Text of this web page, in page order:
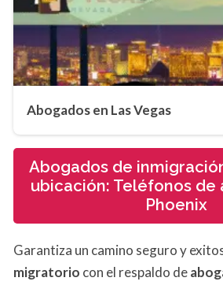
Abogados en Las Vegas
Abogados de
ubicación: Teléfonos de
Phoenix
Garantiza un camino seguro y
migratorio con el respaldo de